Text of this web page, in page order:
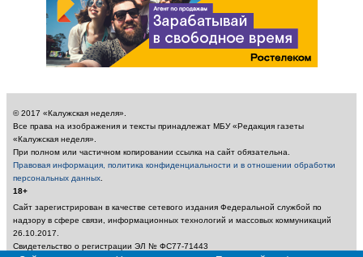
© 2017 «Калужская неделя».
Все права на изображения и тексты принадлежат МБУ «Редакция газеты
«Калужская неделя».
При полном или частичном копировании ссылка на сайт обязательна.
Правовая информация, политика конфиденциальности и в отношении обработки
персональных данных
18+
Сайт зарегистрирован в качестве сетевого издания Федеральной службой по
надзору в сфере связи, информационных технологий и массовых коммуникаций
26.10.2017.
Свидетельство о регистрации ЭЛ № ФС77-71443